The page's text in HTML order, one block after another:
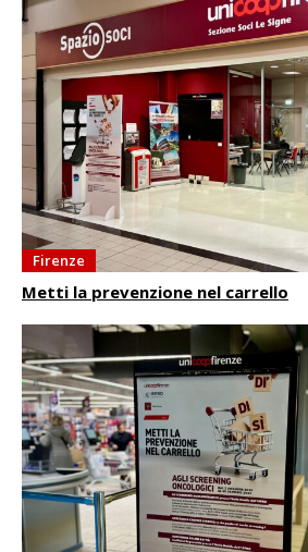
Firenze
Metti la prevenzione nel carrello